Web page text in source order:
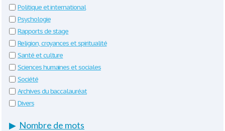
Politique et international
Psychologie
Rapports de stage
Religion, croyances et spiritualité
Santé et culture
Sciences humaines et sociales
Société
Archives du baccalauréat
Divers
▶ Nombre de mots